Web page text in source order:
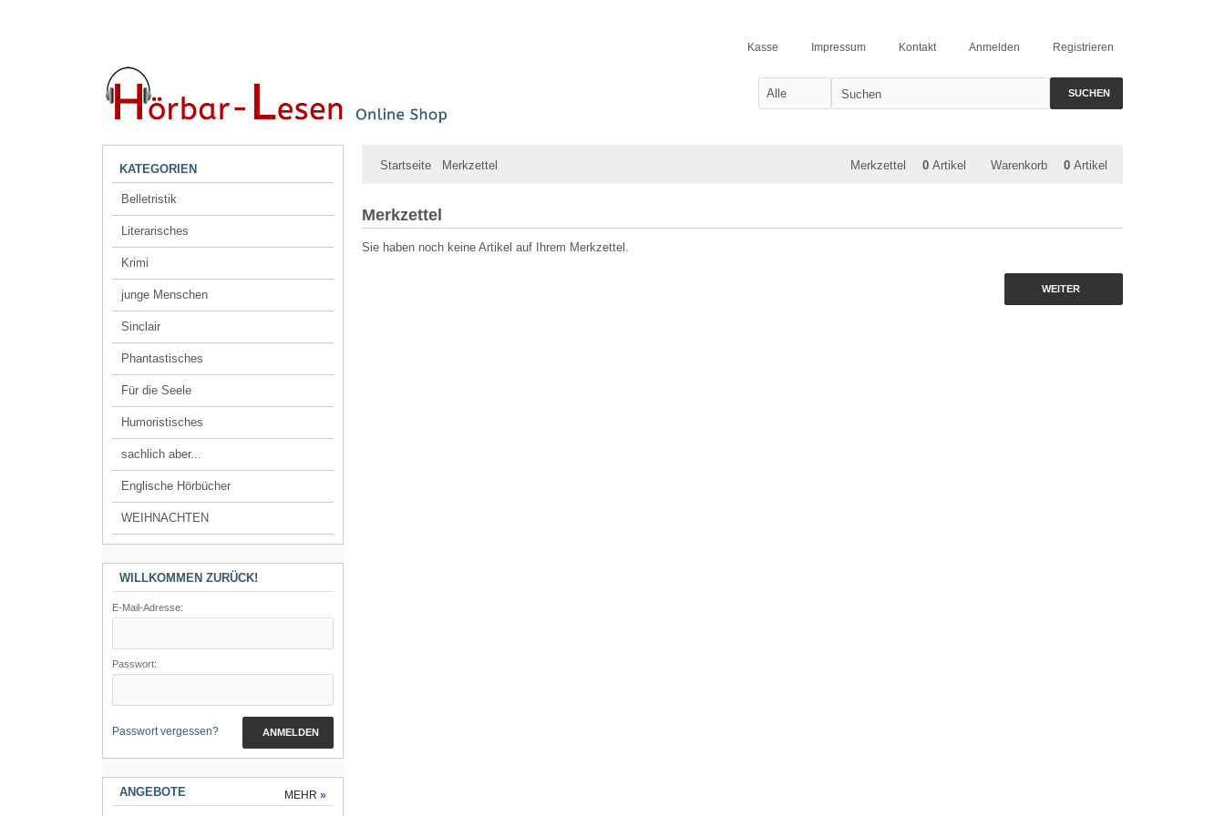
Registrieren
Anmelden
Kontakt
Impressum
Kasse
SUCHEN
Startseite Merkzettel Warenkorb 0 Artikel
Merkzettel 0 Artikel
Merkzettel
Sie haben noch keine Artikel auf Ihrem Merkzettel.
WEITER
KATEGORIEN
Belletristik
Literarisches
Krimi
junge Menschen
Sinclair
Phantastisches
Für die Seele
Humoristisches
sachlich aber...
Englische Hörbücher
WEIHNACHTEN
WILLKOMMEN ZURÜCK!
E-Mail-Adresse:
Passwort:
Passwort vergessen? ANMELDEN
ANGEBOTE MEHR »